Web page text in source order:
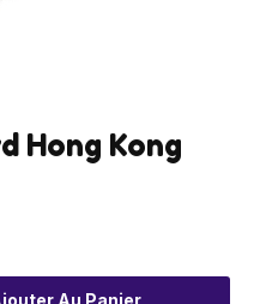
Hong Kong
Au Panier